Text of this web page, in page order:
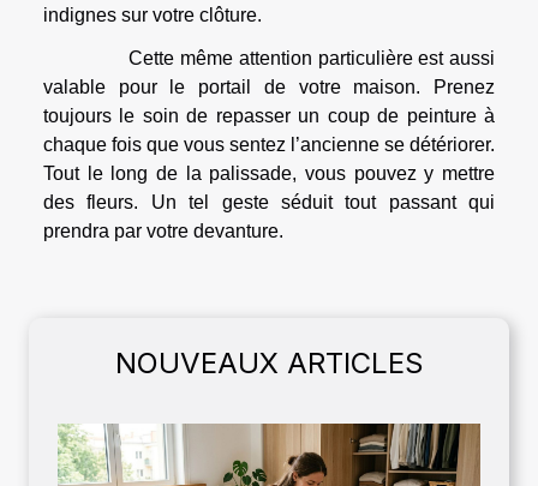
indignes sur votre clôture.
Cette même attention particulière est aussi
valable pour le portail de votre maison. Prenez
toujours le soin de repasser un coup de peinture à
chaque fois que vous sentez l’ancienne se détériorer.
Tout le long de la palissade, vous pouvez y mettre
des fleurs. Un tel geste séduit tout passant qui
prendra par votre devanture.
NOUVEAUX ARTICLES